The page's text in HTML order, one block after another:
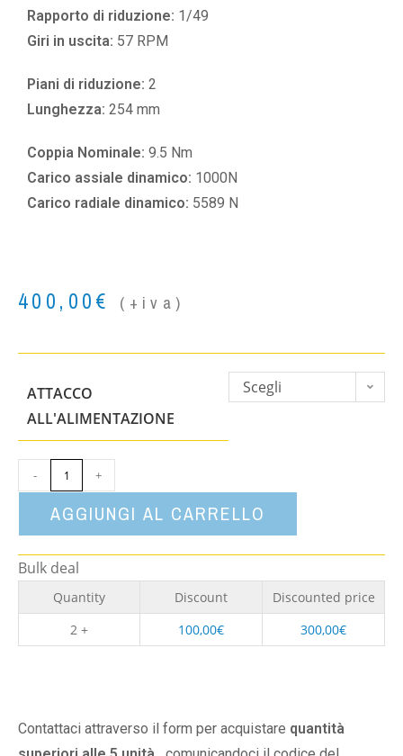
Rapporto di riduzione: 1/49
Giri in uscita: 57 RPM
Piani di riduzione: 2
Lunghezza: 254 mm
Coppia Nominale: 9.5 Nm
Carico assiale dinamico: 1000N
Carico radiale dinamico: 5589 N
400,00€ (+iva)
ATTACCO
ALL'ALIMENTAZIONE
Scegli
- +
AGGIUNGI AL CARRELLO
Bulk deal
Quantity Discount
Discounted price
2 +
100,00€ 300,00€
Contattaci attraverso il form per acquistare quantità